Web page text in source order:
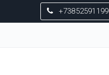
+73852591199